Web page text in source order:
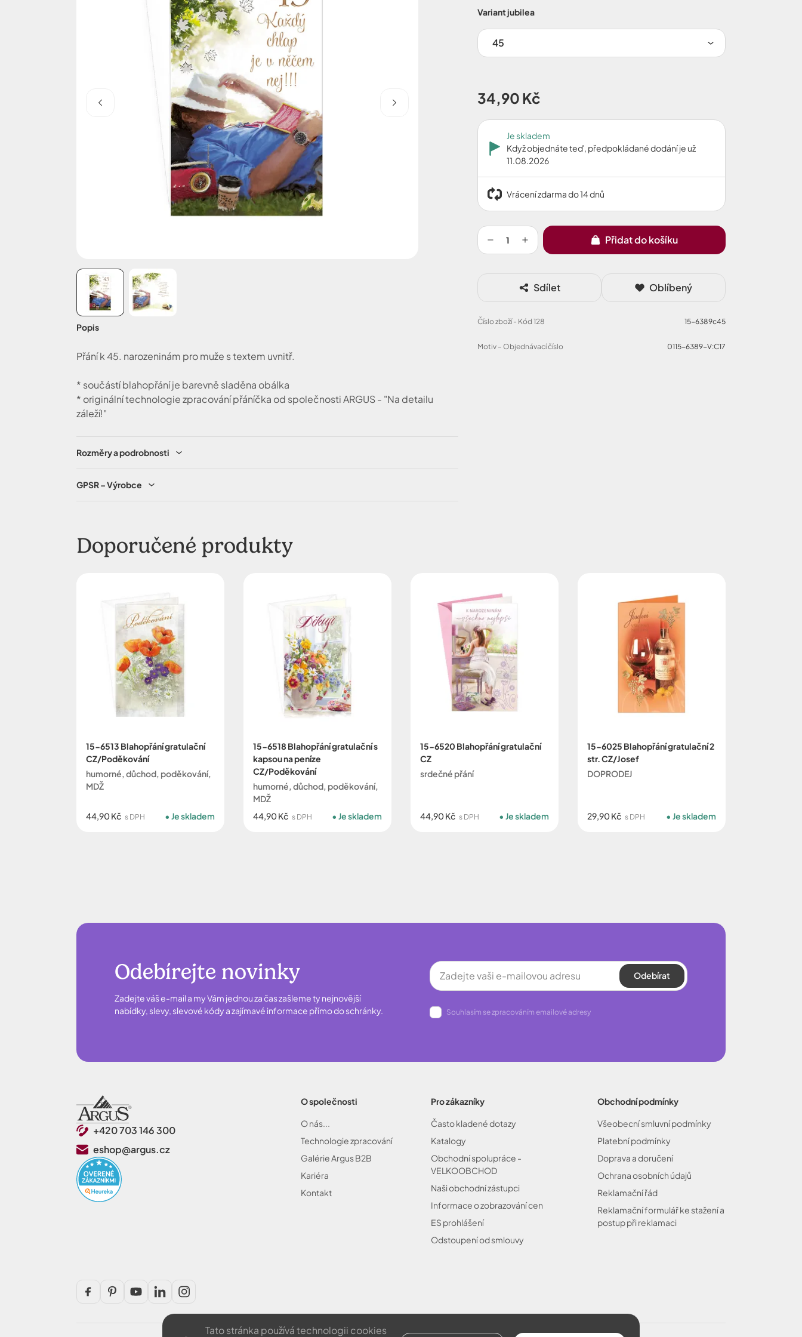
Popis
Přání k 45. narozeninám pro muže s textem uvnitř.
* součástí blahopřání je barevně sladěna obálka
* originální technologie zpracování přáníčka od společnosti ARGUS - "Na detailu
záleží!"
Rozměry a podrobnosti
GPSR – Výrobce
Variant jubilea
45
34,90 Kč
Je skladem
Když objednáte teď, předpokládané dodání je už
11.08.2026
Vrácení zdarma do 14 dnů
Přidat do košíku
Sdílet Oblíbený
Číslo zboží - Kód 128 15-6389c45
Motiv – Objednávací číslo 0115-6389-V:C17
Doporučené produkty
15-6513 Blahopřání gratulační
CZ/Poděkování
humorné, důchod, poděkování,
MDŽ
44,90 Kč s DPH Je skladem
15-6518 Blahopřání gratulační s
kapsou na peníze
CZ/Poděkování
humorné, důchod, poděkování,
MDŽ
44,90 Kč s DPH Je skladem
15-6520 Blahopřání gratulační
CZ
srdečné přání
44,90 Kč s DPH Je skladem
15-6025 Blahopřání gratulační 2
str. CZ/Josef
DOPRODEJ
29,90 Kč s DPH Je skladem
Odebírejte novinky
Zadejte váš e-mail a my Vám jednou za čas zašleme ty nejnovější
nabídky, slevy, slevové kódy a zajímavé informace přímo do schránky.
Odebírat
Souhlasím se zpracováním emailové adresy
+420 703 146 300
eshop@argus.cz
O společnosti
O nás...
Technologie zpracování
Galérie Argus B2B
Kariéra
Kontakt
Pro zákazníky
Často kladené dotazy
Katalogy
Obchodní spolupráce -
VELKOOBCHOD
Naši obchodní zástupci
Informace o zobrazování cen
ES prohlášení
Odstoupení od smlouvy
Obchodní podmínky
Všeobecní smluvní podmínky
Platební podmínky
Doprava a doručení
Ochrana osobních údajů
Reklamační řád
Reklamační formulář ke stažení a
postup při reklamaci
Tato stránka používá technologii cookies